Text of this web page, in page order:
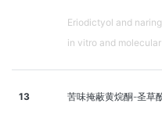
Eriodictyol and
in vitro and
13 苦味掩蔽黄烷酮-圣草